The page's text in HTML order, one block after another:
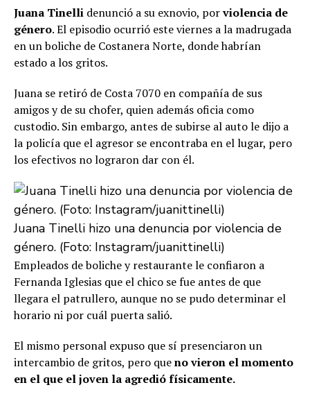
Juana Tinelli denunció a su exnovio, porviolencia de
género. El episodio ocurrió este viernes a la madrugada
en un boliche de Costanera Norte, donde habrían
estado a los gritos.
Juana se retiró de Costa 7070 en compañía de sus
amigos y de su chofer, quien además oficia como
custodio. Sin embargo, antes de subirse al auto le dijo a
la policía que el agresor se encontraba en el lugar, pero
los efectivos no lograron dar con él.
Juana Tinelli hizo una denuncia por violencia de
género. (Foto: Instagram/juanittinelli)
Empleados de boliche y restaurante le confiaron a
Fernanda Iglesias que el chico se fue antes de que
llegara el patrullero, aunque no se pudo determinar el
horario ni por cuál puerta salió.
El mismo personal expuso que sí presenciaron un
intercambio de gritos, pero queno vieron el momento
en el que el joven la agredió físicamente.